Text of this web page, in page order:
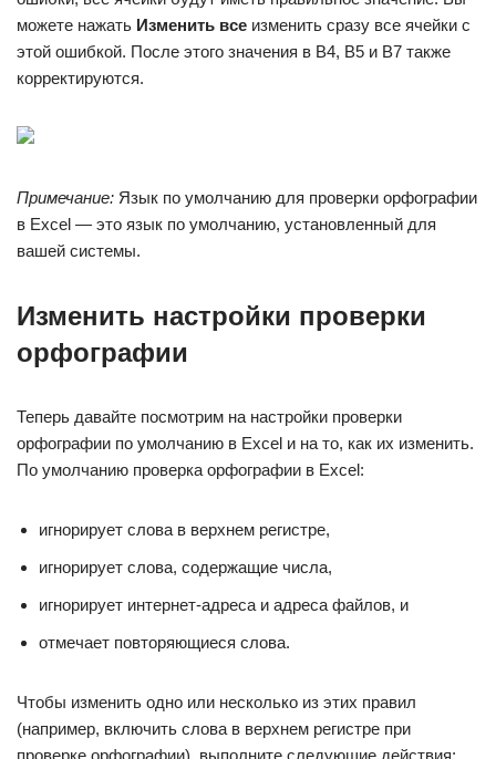
можете нажать Изменить все изменить сразу все ячейки с
этой ошибкой. После этого значения в B4, B5 и B7 также
корректируются.
Примечание: Язык по умолчанию для проверки орфографии
в Excel — это язык по умолчанию, установленный для
вашей системы.
Изменить настройки проверки
орфографии
Теперь давайте посмотрим на настройки проверки
орфографии по умолчанию в Excel и на то, как их изменить.
По умолчанию проверка орфографии в Excel:
игнорирует слова в верхнем регистре,
игнорирует слова, содержащие числа,
игнорирует интернет-адреса и адреса файлов, и
отмечает повторяющиеся слова.
Чтобы изменить одно или несколько из этих правил
(например, включить слова в верхнем регистре при